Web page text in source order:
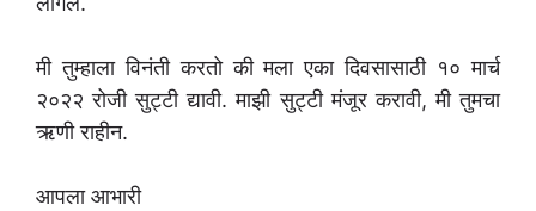
मी तुम्हाला विनंती करतो की मला एका दिवसासाठी १० मार्च
२०२२ रोजी सुट्टी द्यावी. माझी सुट्टी मंजूर करावी, मी तुमचा
ऋणी राहीन.
आपला आभारी